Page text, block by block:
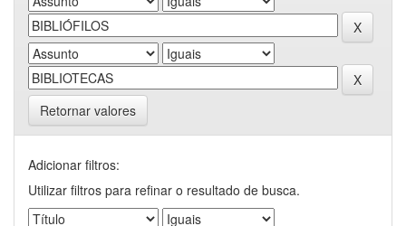
Retornar valores
Adicionar filtros:
Utilizar filtros para refinar o resultado de busca.